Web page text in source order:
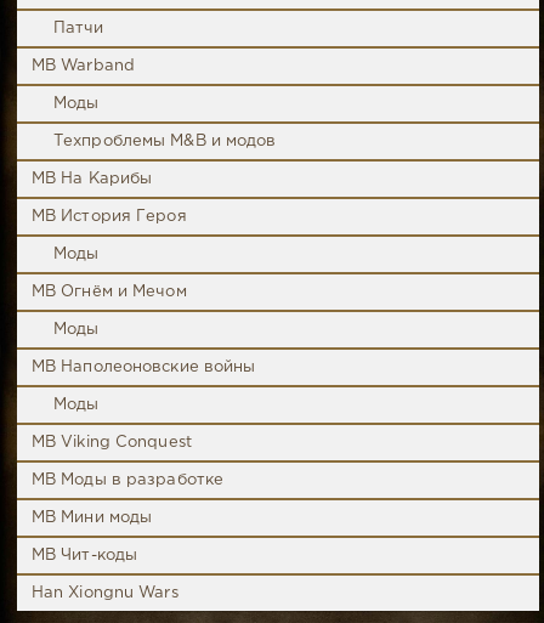
Патчи
MB Warband
Моды
Техпроблемы M&B и модов
MB На Карибы
MB История Героя
Моды
MB Огнём и Мечом
Моды
MB Наполеоновские войны
Моды
MB Viking Conquest
MB Моды в разработке
MB Мини моды
MB Чит-коды
Han Xiongnu Wars